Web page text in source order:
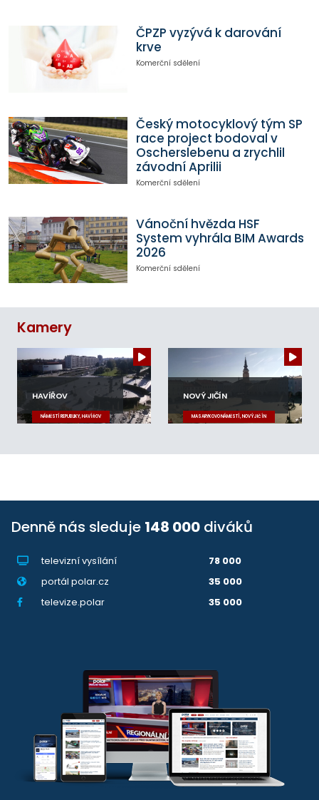
ČPZP vyzývá k darování
krve
Komerční sdělení
Český motocyklový tým SP
race project bodoval v
Oscherslebenu a zrychlil
závodní Aprilii
Komerční sdělení
Vánoční hvězda HSF
System vyhrála BIM Awards
2026
Komerční sdělení
Kamery
HAVÍŘOV
NÁMĚSTÍ REPUBLIKY, HAVÍŘOV
NOVÝ JIČÍN
MASARYKOVO NÁMĚSTÍ, NOVÝ JIČÍN
Denně nás sleduje 148 000 diváků
televizní vysílání
78 000
portál polar.cz
35 000
televize.polar
35 000